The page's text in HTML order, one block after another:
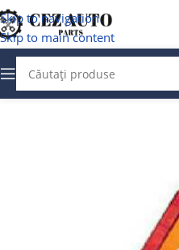
Skip to navigation
Skip to main content